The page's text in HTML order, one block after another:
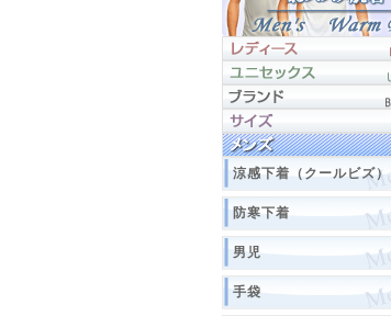
涼感下着（クールビズ）
防寒下着
男児
手袋